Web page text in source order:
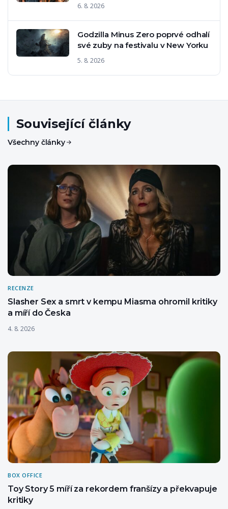
6. 8. 2026
Godzilla Minus Zero poprvé odhalí
své zuby na festivalu v New Yorku
5. 8. 2026
Související články
Všechny články
RECENZE
Slasher Sex a smrt v kempu Miasma ohromil kritiky
a míří do Česka
4. 8. 2026
BOX OFFICE
Toy Story 5 míří za rekordem franšízy a překvapuje
kritiky